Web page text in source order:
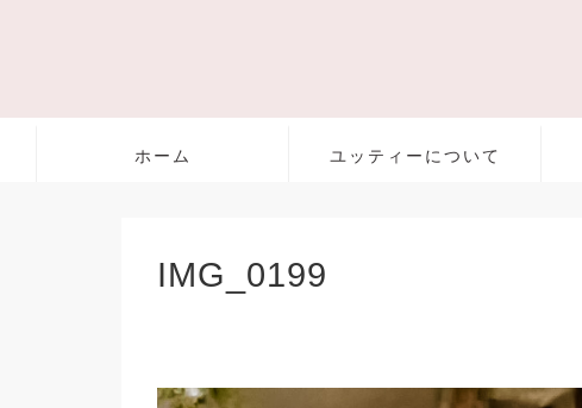
ホーム ユッティーについて
IMG_0199